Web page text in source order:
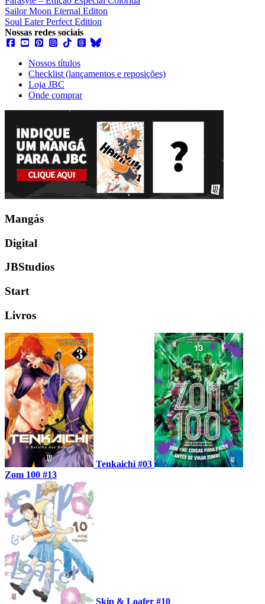
Sailor Moon Eternal Editon
Soul Eater Perfect Edition
Nossas redes sociais
Nossos títulos
Checklist (lançamentos e reposições)
Loja JBC
Onde comprar
Mangás
Digital
JBStudios
Start
Livros
Tenkaichi #03
Zom 100 #13
Skip & Loafer #10